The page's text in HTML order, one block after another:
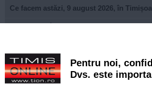
Ce facem astăzi, 9 august 2026, în
Construcție impresionantă din Imperiul
iveală de nivelul scăzut al Dunării
Continuă modernizarea centrului pietonal
Pentru noi,
Dvs. este